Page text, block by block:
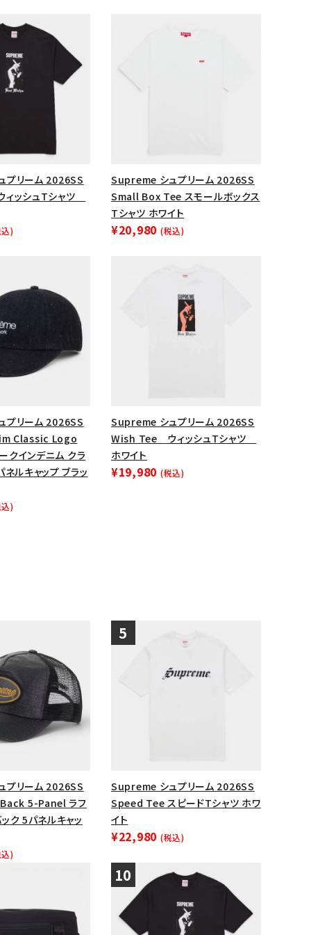
ダー・ウエストバッグ
プリーム 2026SS
ッシュTシャツ
)
Supreme シュプリーム 2026SS
Small Box Tee スモールボックス
Tシャツ ホワイト
¥20,980 (税込)
プリーム 2026SS
Classic Logo
インデニム クラ
ルキャップ ブラッ
)
Supreme シュプリーム 2026SS
Wish Tee ウィッシュTシャツ
ホワイト
¥19,980 (税込)
プリーム 2026SS
5-Panel ラフ
ク 5パネルキャッ
)
Supreme シュプリーム 2026SS
Speed Tee スピードTシャツ ホワ
イト
¥22,980 (税込)